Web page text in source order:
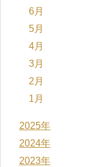
6月
5月
4月
3月
2月
1月
2025年
2024年
2023年